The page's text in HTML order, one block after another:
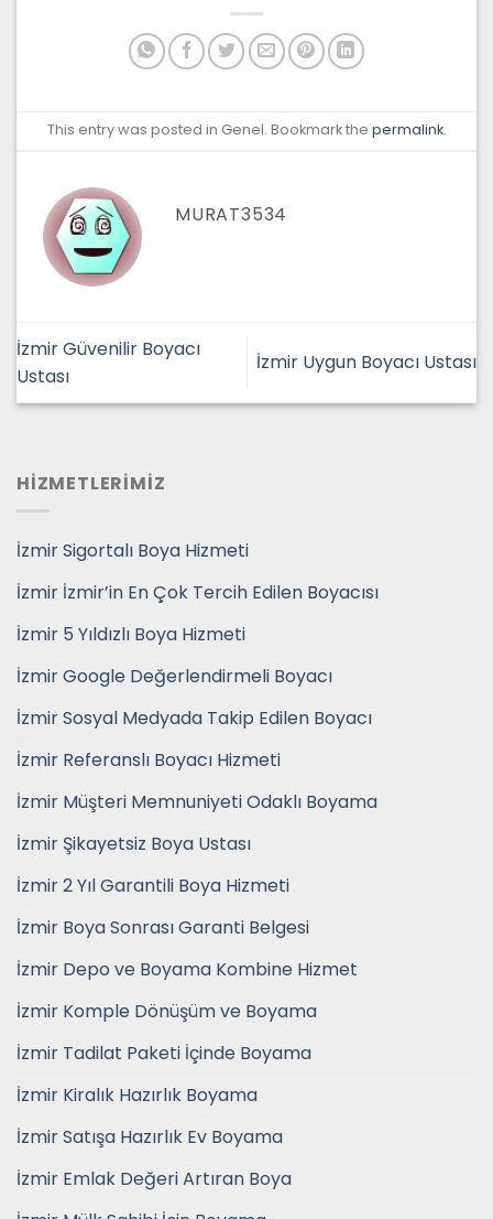
This entry was posted in Genel. Bookmark the permalink.
MURAT3534
İzmir Güvenilir Boyacı
Ustası
İzmir Uygun Boyacı Ustası
HİZMETLERİMİZ
İzmir Sigortalı Boya Hizmeti
İzmir İzmir’in En Çok Tercih Edilen Boyacısı
İzmir 5 Yıldızlı Boya Hizmeti
İzmir Google Değerlendirmeli Boyacı
İzmir Sosyal Medyada Takip Edilen Boyacı
İzmir Referanslı Boyacı Hizmeti
İzmir Müşteri Memnuniyeti Odaklı Boyama
İzmir Şikayetsiz Boya Ustası
İzmir 2 Yıl Garantili Boya Hizmeti
İzmir Boya Sonrası Garanti Belgesi
İzmir Depo ve Boyama Kombine Hizmet
İzmir Komple Dönüşüm ve Boyama
İzmir Tadilat Paketi İçinde Boyama
İzmir Kiralık Hazırlık Boyama
İzmir Satışa Hazırlık Ev Boyama
İzmir Emlak Değeri Artıran Boya